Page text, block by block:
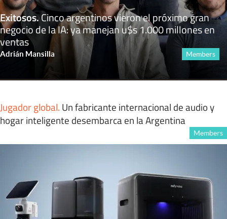
Exitosos.Cinco argentinos vieron el próximo gran
negocio de la IA: ya manejan u$s 1.000 millones en
ventas
Adrián Mansilla Members
Jugador global. Un fabricante internacional de audio y
hogar inteligente desembarca en la Argentina
Members